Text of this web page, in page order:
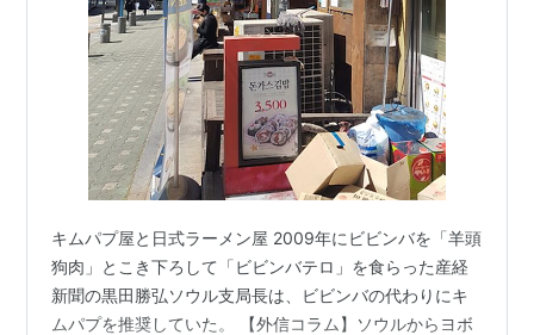
キムパプ屋と日式ラーメン屋 2009年にビビンバを「羊頭
狗肉」とこき下ろして「ビビンバテロ」を食らった産経
新聞の黒田勝弘ソウル支局長は、ビビンバの代わりにキ
ムパプを推奨していた。 【外信コラム】ソウルからヨボ